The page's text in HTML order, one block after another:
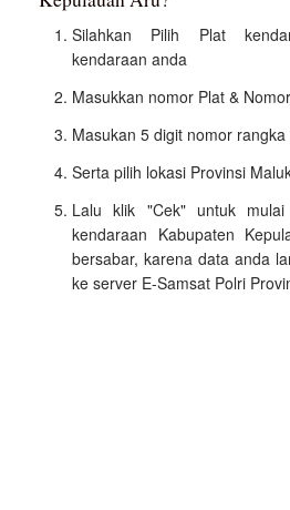
Silahkan Pilih Plat
kendaraan anda
Masukkan nomor Plat &
Masukan 5 digit nomor
Serta pilih lokasi Provinsi
Lalu klik "Cek" untuk
kendaraan Kabupaten
bersabar, karena data anda
ke server E-Samsat Polri